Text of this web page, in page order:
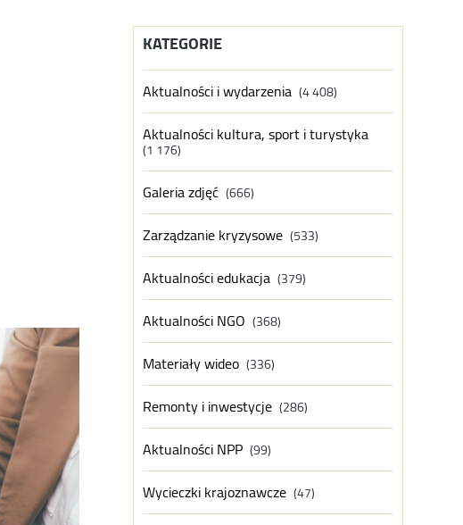
KATEGORIE
Aktualności i wydarzenia (4 408)
Aktualności kultura, sport i turystyka
(1 176)
Galeria zdjęć (666)
Zarządzanie kryzysowe (533)
Aktualności edukacja (379)
Aktualności NGO (368)
Materiały wideo (336)
Remonty i inwestycje (286)
Aktualności NPP (99)
Wycieczki krajoznawcze (47)